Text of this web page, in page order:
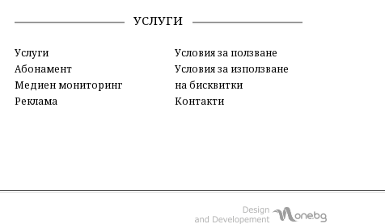
УСЛУГИ
Услуги
Абонамент
Медиен мониторинг
Реклама
Условия за ползване
Условия за използване
на бисквитки
Контакти